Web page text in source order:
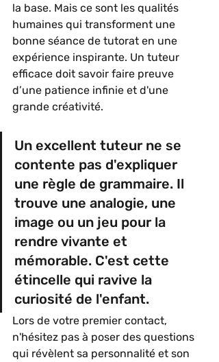
la base. Mais ce sont les qualités
humaines qui transforment une
bonne séance de tutorat en une
expérience inspirante. Un tuteur
efficace doit savoir faire preuve
d’une patience infinie et d'une
grande créativité.
Un excellent tuteur ne se
contente pas d'expliquer
une règle de grammaire. Il
trouve une analogie, une
image ou un jeu pour la
rendre vivante et
mémorable. C'est cette
étincelle qui ravive la
curiosité de l'enfant.
Lors de votre premier contact,
n'hésitez pas à poser des questions
qui révèlent sa personnalité et son